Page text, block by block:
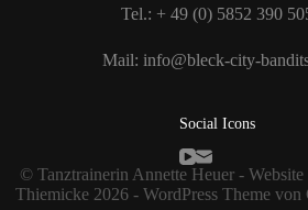
Tel.: + 49 (0) 5852 390
Mail: info@bleck-city-
Social Icons
© Tanztrainerin Annette Heuer -
Thiemicke 2026 - WordPress Theme von